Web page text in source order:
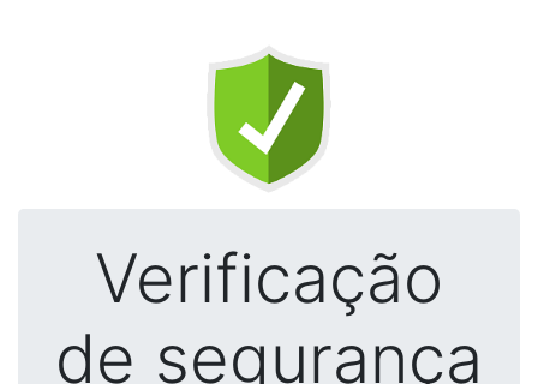
Verificação
de segurança